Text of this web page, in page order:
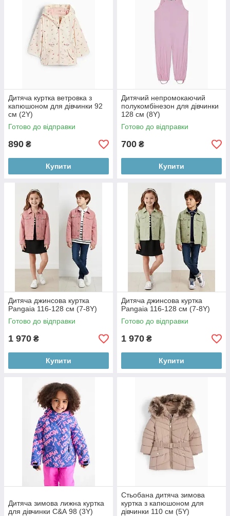
Дитяча куртка ветровка з
капюшоном для дівчинки 92
см (2Y)
Готово до відправки
890 ₴
Купити
Дитячий непромокаючий
полукомбінезон для дівчинки
128 см (8Y)
Готово до відправки
700 ₴
Купити
Дитяча джинсова куртка
Pangaia 116-128 см (7-8Y)
Готово до відправки
1 970 ₴
Купити
Дитяча джинсова куртка
Pangaia 116-128 см (7-8Y)
Готово до відправки
1 970 ₴
Купити
Дитяча зимова лижна куртка
для дівчинки С&А 98 (3Y)
Стьобана дитяча зимова
куртка з капюшоном для
дівчинки 110 см (5Y)